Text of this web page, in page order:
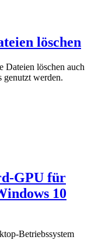
löschen
Dateien löschen auch
genutzt werden.
GPU für
10
Betriebssystem